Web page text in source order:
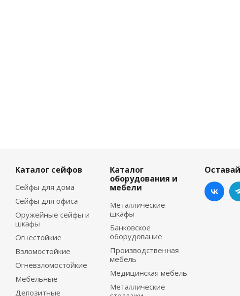
Каталог сейфов
Сейфы для дома
Сейфы для офиса
Оружейные сейфы и
шкафы
Огнестойкие
Взломостойкие
Огневзломостойкие
Мебельные
Депозитные
Каталог
оборудования и
мебели
Металлические
шкафы
Банковское
оборудование
Производственная
мебель
Медицинская мебель
Металлические